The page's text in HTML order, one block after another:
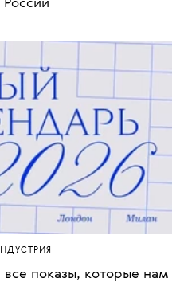
34
показы, которые нам